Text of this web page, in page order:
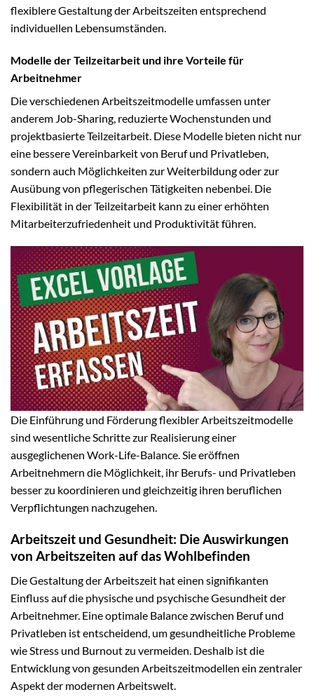
flexiblere Gestaltung der Arbeitszeiten entsprechend
individuellen Lebensumständen.
Modelle der Teilzeitarbeit und ihre Vorteile für
Arbeitnehmer
Die verschiedenen Arbeitszeitmodelle umfassen unter
anderem Job-Sharing, reduzierte Wochenstunden und
projektbasierte Teilzeitarbeit. Diese Modelle bieten nicht nur
eine bessere Vereinbarkeit von Beruf und Privatleben,
sondern auch Möglichkeiten zur Weiterbildung oder zur
Ausübung von pflegerischen Tätigkeiten nebenbei. Die
Flexibilität in der Teilzeitarbeit kann zu einer erhöhten
Mitarbeiterzufriedenheit und Produktivität führen.
Die Einführung und Förderung flexibler Arbeitszeitmodelle
sind wesentliche Schritte zur Realisierung einer
ausgeglichenen Work-Life-Balance. Sie eröffnen
Arbeitnehmern die Möglichkeit, ihr Berufs- und Privatleben
besser zu koordinieren und gleichzeitig ihren beruflichen
Verpflichtungen nachzugehen.
Arbeitszeit und Gesundheit: Die Auswirkungen
von Arbeitszeiten auf das Wohlbefinden
Die Gestaltung der Arbeitszeit hat einen signifikanten
Einfluss auf die physische und psychische Gesundheit der
Arbeitnehmer. Eine optimale Balance zwischen Beruf und
Privatleben ist entscheidend, um gesundheitliche Probleme
wie Stress und Burnout zu vermeiden. Deshalb ist die
Entwicklung von gesunden Arbeitszeitmodellen ein zentraler
Aspekt der modernen Arbeitswelt.